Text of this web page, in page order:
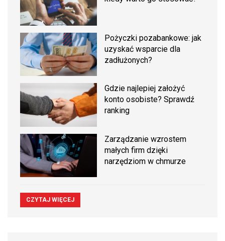
Pożyczki pozabankowe: jak
uzyskać wsparcie dla
zadłużonych?
Gdzie najlepiej założyć
konto osobiste? Sprawdź
ranking
Zarządzanie wzrostem
małych firm dzięki
narzędziom w chmurze
CZYTAJ WIĘCEJ